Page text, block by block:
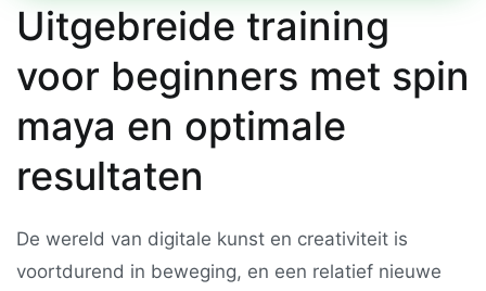
Uitgebreide training
voor beginners met spin
maya en optimale
resultaten
De wereld van digitale kunst en creativiteit is
voortdurend in beweging, en een relatief nieuwe